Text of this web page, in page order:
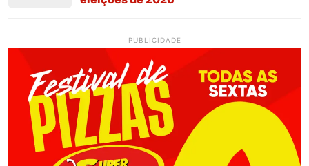
PUBLICIDADE